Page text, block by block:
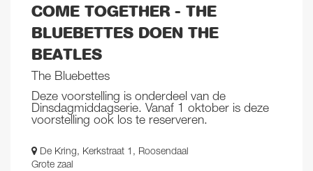
COME TOGETHER - THE
BLUEBETTES DOEN THE
BEATLES
The Bluebettes
Deze voorstelling is onderdeel van de
Dinsdagmiddagserie. Vanaf 1 oktober is deze
voorstelling ook los te reserveren.
De Kring, Kerkstraat 1, Roosendaal
Grote zaal